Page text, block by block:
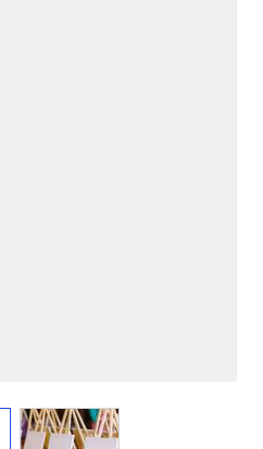
image
View larger image